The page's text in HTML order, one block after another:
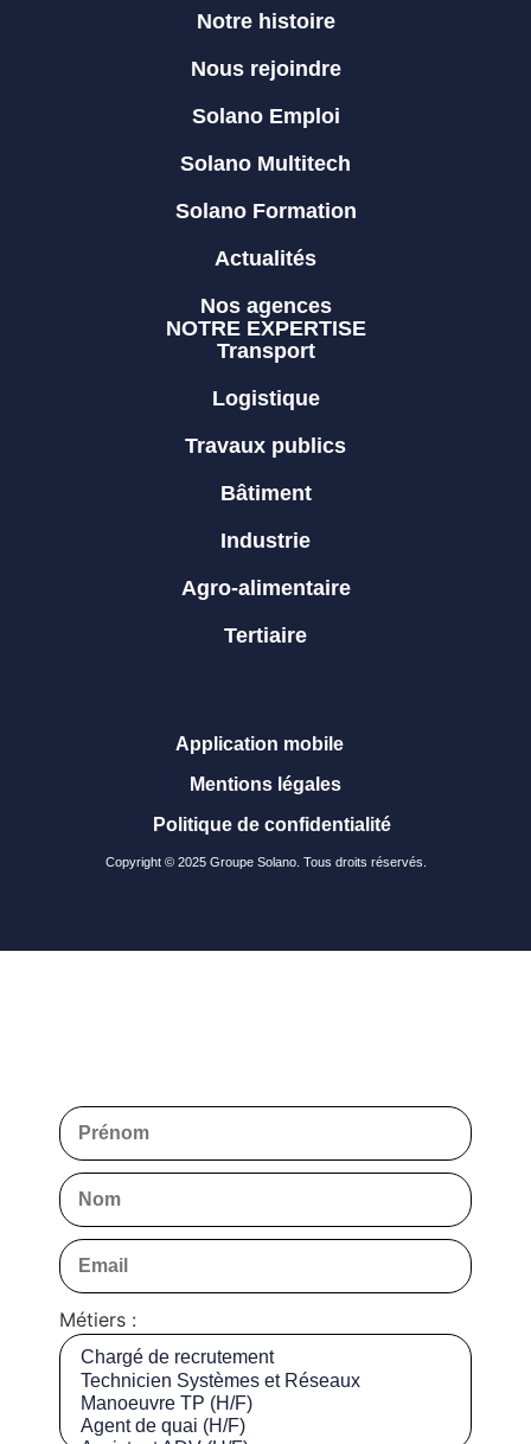
Notre histoire
Nous rejoindre
Solano Emploi
Solano Multitech
Solano Formation
Actualités
Nos agences
NOTRE EXPERTISE
Transport
Logistique
Travaux publics
Bâtiment
Industrie
Agro-alimentaire
Tertiaire
Copyright © 2025 Groupe Solano. Tous droits réservés.
Application mobile
Mentions légales
Politique de confidentialité
Métiers :